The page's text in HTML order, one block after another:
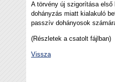
A törvény új szigorítása
dohányzás miatt kialakuló
passzív dohányosok
(Részletek a csatolt fájlban)
Vissza